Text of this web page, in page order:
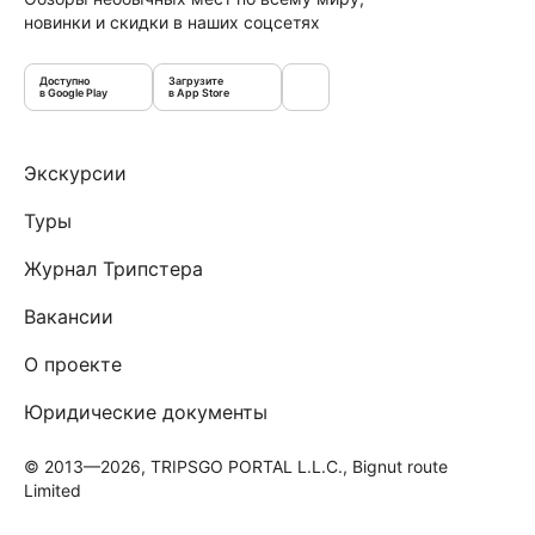
новинки и скидки в наших соцсетях
Доступно
в Google Play
Загрузите
в App Store
Экскурсии
Туры
Журнал Трипстера
Вакансии
О проекте
Юридические документы
© 2013—2026, TRIPSGO PORTAL L.L.C., Bignut route
Limited